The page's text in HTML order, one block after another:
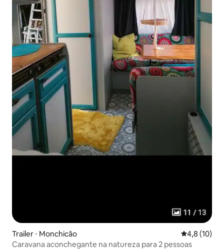
Trailer ⋅ Monchicão 4,8 de uma
4,8 (10)
Caravana aconchegante na natureza para 2 pessoas